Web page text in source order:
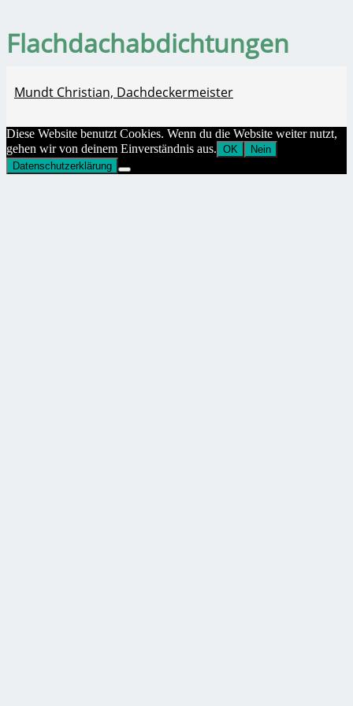
Flachdachabdichtungen
Mundt Christian, Dachdeckermeister
Diese Website benutzt Cookies. Wenn du die Website weiter nutzt,
gehen wir von deinem Einverständnis aus. OK
Nein
Datenschutzerklärung